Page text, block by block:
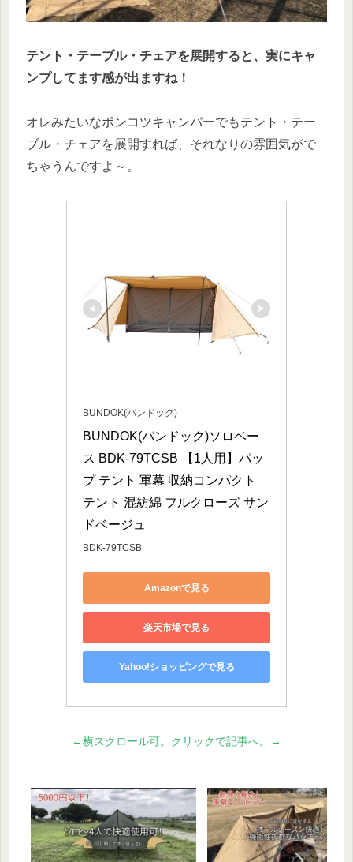
テント・テーブル・チェアを展開すると、実にキャ
ンプしてます感が出ますね！
オレみたいなポンコツキャンパーでもテント・テー
ブル・チェアを展開すれば、それなりの雰囲気がで
ちゃうんですよ～。
BUNDOK(バンドック)
BUNDOK(バンドック)ソロベー
ス BDK-79TCSB 【1人用】パッ
プ テント 軍幕 収納コンパクト
テント 混紡綿 フルクローズ サン
ドベージュ
BDK-79TCSB
Amazonで見る
楽天市場で見る
Yahoo!ショッピングで見る
←横スクロール可。クリックで記事へ。→